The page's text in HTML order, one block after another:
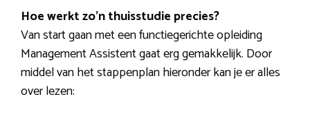
Hoe werkt zo’n thuisstudie precies?
Van start gaan met een functiegerichte opleiding
Management Assistent gaat erg gemakkelijk. Door
middel van het stappenplan hieronder kan je er alles
over lezen: